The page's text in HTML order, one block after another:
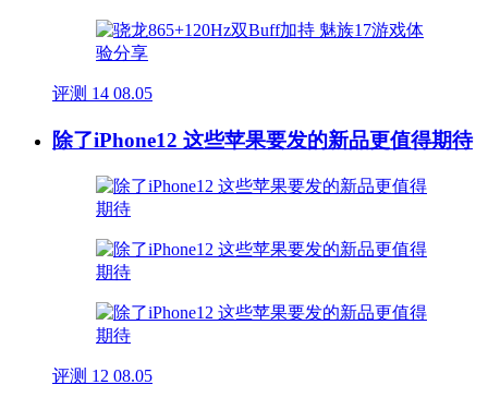
评测 14 08.05
除了iPhone12 这些苹果要发的新品更值得期待
评测 12 08.05